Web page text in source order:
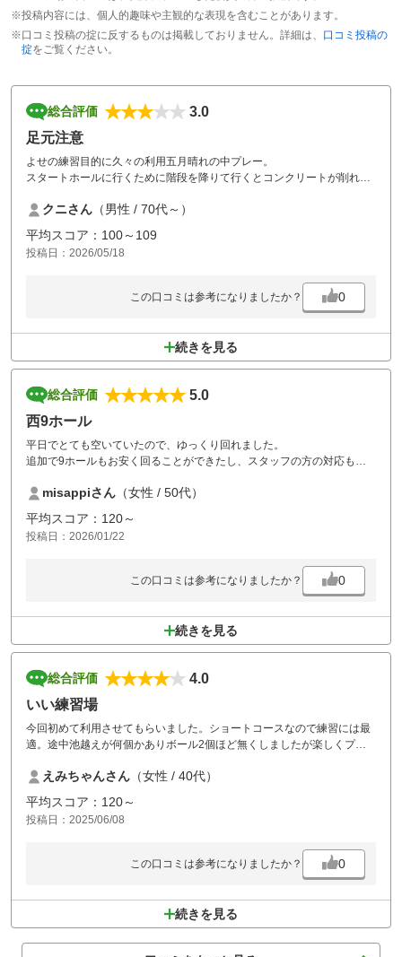
※投稿内容には、個人的趣味や主観的な表現を含むことがあります。
※口コミ投稿の掟に反するものは掲載しておりません。詳細は、 口コミ投稿の
掟をご覧ください。
総合評価
3.0
足元注意
よせの練習目的に久々の利用五月晴れの中プレー。
スタートホールに行くために階段を降りて行くとコンクリートが削れて
い。
ティーグランドはマットです、ティーアップ用の穴は刺さりきらずティ
ーは使用せずにプレーしました。
初心者が当然多く落ち込みなどあり注意してください。
クニさん （男性 / 70代～）
平均スコア：100～109
投稿日：2026/05/18
この口コミは参考になりましたか？ 0
続きを見る
総合評価
5.0
西9ホール
平日でとても空いていたので、ゆっくり回れました。
追加で9ホールもお安く回ることができたし、スタッフの方の対応もす
misappiさん （女性 / 50代）
平均スコア：120～
投稿日：2026/01/22
この口コミは参考になりましたか？ 0
続きを見る
総合評価
4.0
いい練習場
今回初めて利用させてもらいました。ショートコースなので練習には最
適。途中池越えが何個かありボール2個ほど無くしましたが楽しくプレ
えみちゃんさん （女性 / 40代）
平均スコア：120～
投稿日：2025/06/08
この口コミは参考になりましたか？ 0
続きを見る